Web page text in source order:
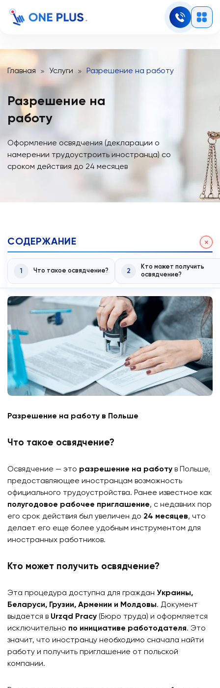
Главная Услуги Разрешение на работу
Разрешение на
работу
Оформление освядчения (декларации о
намерении трудоустроить иностранца) со
сроком действия до 24 месяцев
Разрешение на работу в Польше
Что такое освядчение?
Освядчение — это разрешение на работу в Польше,
предоставляющее иностранцам возможность
официального трудоустройства. Ранее известное как
полугодовое рабочее приглашение, с недавних пор
его срок действия был увеличен до 24 месяцев, что
делает его еще более удобным инструментом для
иностранных работников.
Кто может получить освядчение?
Эта процедура доступна для граждан Украины,
Беларуси, Грузии, Армении и Молдовы. Документ
выдается в Urząd Pracy (Бюро труда) и оформляется
исключительно по инициативе работодателя. Это
значит, что иностранцу необходимо сначала найти
работу и получить приглашение от польской
компании.
СОДЕРЖАНИЕ
1 Что такое освядчение? 2
Кто может получить
освядчение?